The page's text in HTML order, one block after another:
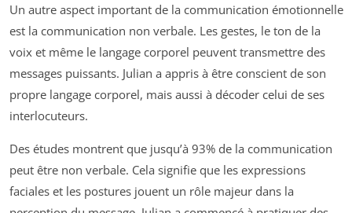
Un autre aspect important de la communication émotionnelle
est la communication non verbale. Les gestes, le ton de la
voix et même le langage corporel peuvent transmettre des
messages puissants. Julian a appris à être conscient de son
propre langage corporel, mais aussi à décoder celui de ses
interlocuteurs.
Des études montrent que jusqu’à 93% de la communication
peut être non verbale. Cela signifie que les expressions
faciales et les postures jouent un rôle majeur dans la